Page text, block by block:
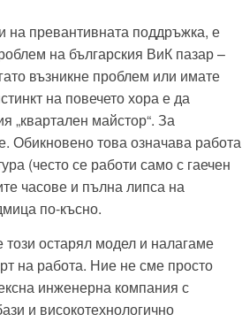
на превантивната поддръжка, е
на българския ВиК пазар –
възникне проблем или имате
на повечето хора е да
„квартален майстор“. За
Обикновено това означава работа
(често се работи само с гаечен
часове и пълна липса на
по-късно.
този остарял модел и налагаме
на работа. Ние не сме просто
инженерна компания с
и високотехнологично